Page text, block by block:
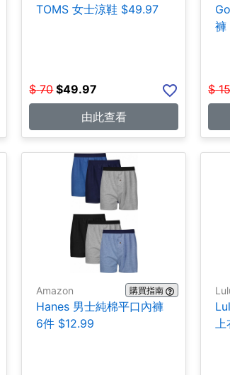
TOMS 女士涼鞋 $49.97
$ 70 $49.97
由此查看
褲
$
Amazon 購買指南
Hanes 男士純棉平口內褲
6件 $12.99
上